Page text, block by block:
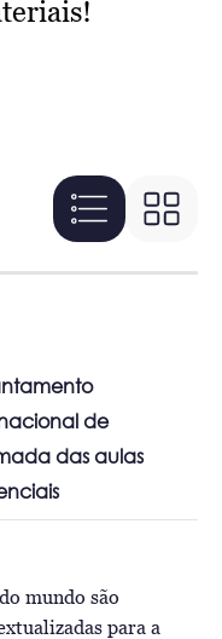
de
das aulas
mundo são
para a